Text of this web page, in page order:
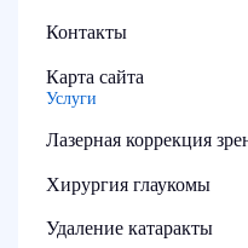
Контакты
Карта сайта
Услуги
Лазерная коррекция
Хирургия глаукомы
Удаление катаракты